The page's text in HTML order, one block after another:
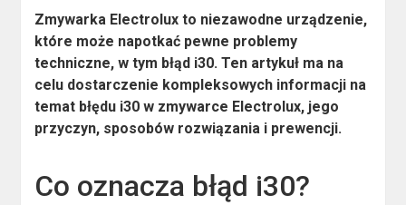
Zmywarka Electrolux to niezawodne urządzenie,
które może napotkać pewne problemy
techniczne, w tym błąd i30. Ten artykuł ma na
celu dostarczenie kompleksowych informacji na
temat błędu i30 w zmywarce Electrolux, jego
przyczyn, sposobów rozwiązania i prewencji.
Co oznacza błąd i30?